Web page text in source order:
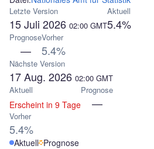
Letzte Version
15 Juli 2026 02:00 GMT
Aktuell
5.4%
Prognose
—
Vorher
5.4%
Nächste Version
17 Aug. 2026 02:00 GMT
Aktuell
Erscheint in 9 Tage
Prognose
—
Vorher
5.4%
Aktuell Prognose